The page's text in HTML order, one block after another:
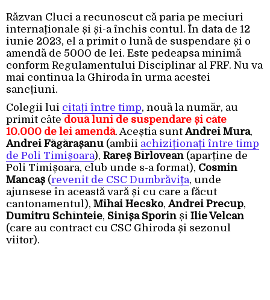
Răzvan Cluci a recunoscut că paria pe meciuri
internaționale și și-a închis contul. În data de 12
iunie 2023, el a primit o lună de suspendare și o
amendă de 5000 de lei. Este pedeapsa minimă
conform Regulamentului Disciplinar al FRF. Nu va
mai continua la Ghiroda în urma acestei
sancțiuni.
Colegii lui citați între timp, nouă la număr, au
primit câte două luni de suspendare și câte
10.000 de lei amendă. Aceștia suntAndrei Mura,
Andrei Făgărașanu (ambii achiziționați între timp
de Poli Timișoara), Rareș Bîrlovean (aparține de
Poli Timișoara, club unde s-a format), Cosmin
Mancaș (revenit de CSC Dumbrăvița, unde
ajunsese în această vară și cu care a făcut
cantonamentul), Mihai Hecsko,Andrei Precup,
Dumitru Schînteie, Sinișa Sporin și Ilie Velcan
(care au contract cu CSC Ghiroda și sezonul
viitor).